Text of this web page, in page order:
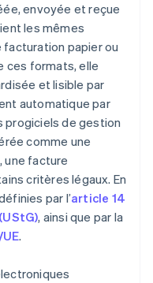
envoyée et reçue
les mêmes
facturation papier ou
ces formats, elle
et lisible par
automatique par
progiciels de gestion
comme une
une facture
critères légaux. En
par l’article 14
, ainsi que par la
.